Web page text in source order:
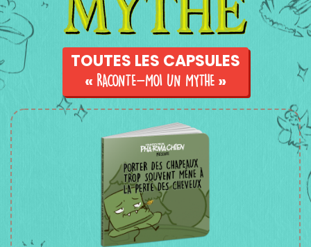
TOUTES LES CAPSULES
« RACONTE-MOI UN MYTHE »